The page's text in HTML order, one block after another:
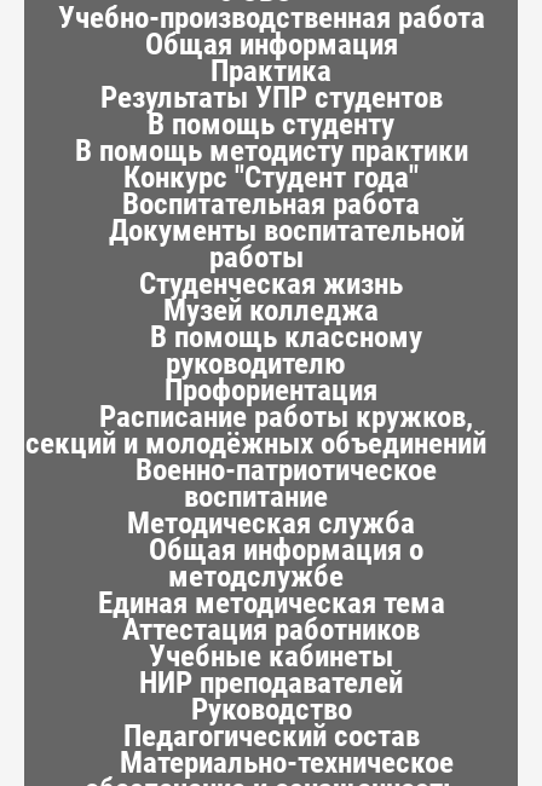
Учебно-производственная работа
Общая информация
Практика
Результаты УПР студентов
В помощь студенту
В помощь методисту практики
Конкурс "Студент года"
Воспитательная работа
Документы воспитательной
работы
Студенческая жизнь
Музей колледжа
В помощь классному
руководителю
Профориентация
Расписание работы кружков,
секций и молодёжных объединений
Военно-патриотическое
воспитание
Методическая служба
Общая информация о
методслужбе
Единая методическая тема
Аттестация работников
Учебные кабинеты
НИР преподавателей
Руководство
Педагогический состав
Материально-техническое